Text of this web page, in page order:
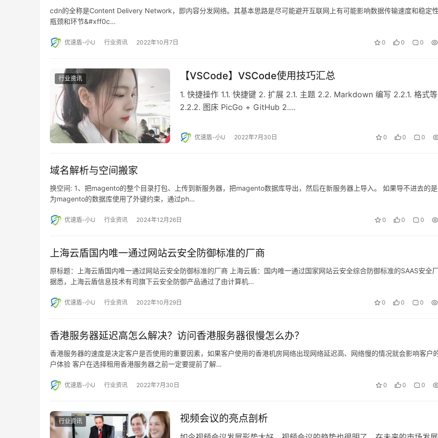
cdn的全称是Content Delivery Network，即内容分发网络。其基本思路是尽可能避开互联网上有可能影响数据传输速度和稳定
瓶颈和环节&#xff0c…
优速盾-小U 行业资讯 2022年10月7日 0 0 0
行业资讯 【VSCode】VSCode使用技巧汇总
1. 快捷操作 1.1. 快捷键 2. 扩展 2.1. 主题 2.2. Markdown 编写 2.2.1. 格式等
2.2.2. 图床 PicGo + GitHub 2.…
优速盾-小U 2022年7月30日 0 0 0
域名解析与空间搬家
换空间: 1、把magento的整个目录打包、上传到新服务器，把magento数据库导出，然后在新服务器上导入。 如果导不进去的
为magento的数据库使用了外键约束，通过ph…
优速盾-小U 行业资讯 2024年12月26日 0 0 0
上海云盾国内唯一通过网站云安全防御标准的厂商
原标题：上海云盾国内唯一通过网站云安全防御标准的厂商 上海云盾：国内唯一通过国家网站云安全综合防御标准的SAAS安全
据悉，上海云盾信息技术有司旗下云安全防御产品通过了由计算机…
优速盾-小U 行业资讯 2022年10月29日 0 0 0
香港服务器延迟高怎么解决？访问香港服务器很慢怎么办？
香港服务器的速度是决定客户是否使用的重要因素，如果客户使用的香港机房网络出现网络延迟高、网络慢的情况就会影响客户
户体验 客户在选择租用香港服务器之前一定要提前了解…
优速盾-小U 行业资讯 2022年7月30日 0 0 0
行业资讯 视频会议的亮点剖析